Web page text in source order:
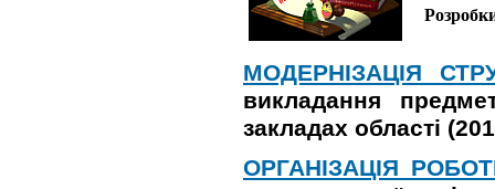
МОДЕРНІЗАЦІЯ
викладання
закладах області
ОРГАНІЗАЦІЯ